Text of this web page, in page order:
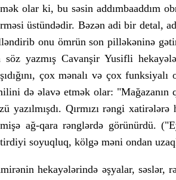
olar ki, bu səsin addımbaaddım
üstündədir. Bəzən adi bir detal,
onu ömrün son pilləkəninə
söz yazmış Cavanşir Yusifli
çox mənalı və çox
də əlavə etmək olar: "Mağazanın
yazılmışdı. Qırmızı rəngi
ağ-qara rənglərdə görünürdü.
soyuqluq, kölgə məni ondan
hekayələrində əşyalar, səslər,